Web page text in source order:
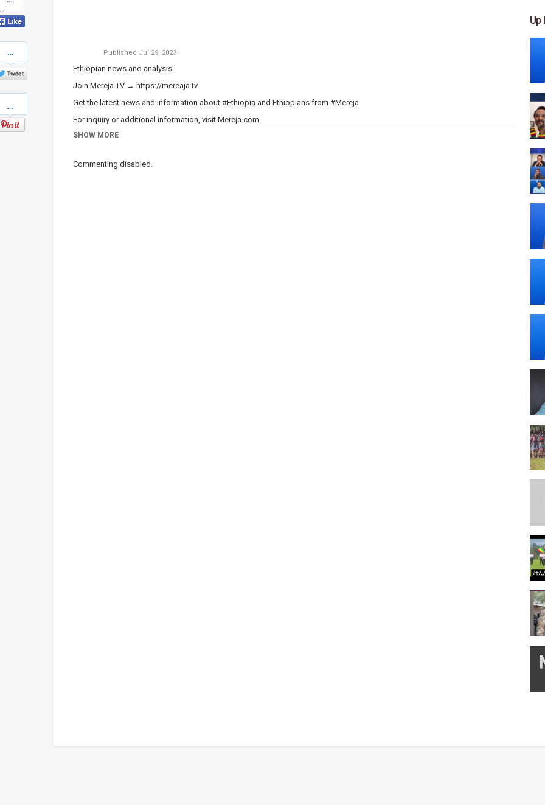
on
Facebook
on
Twitter
Published Jul 29, 2023
Ethiopian news and analysis
Join Mereja TV → https://mereaja.tv
Get the latest news and information about #Ethiopia and Ethiopians from #Mereja
For inquiry or additional information, visit Mereja.com
Mereja presents Ethiopian news, Ethiopian music, sports, arts, and entertainment
Category Ethiopian News
SHOW MORE
Commenting disabled.
Up